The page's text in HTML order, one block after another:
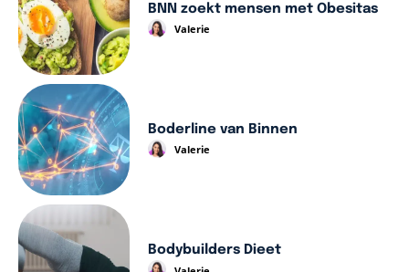
BNN zoekt mensen met Obesitas
Valerie
Boderline van Binnen
Valerie
Bodybuilders Dieet